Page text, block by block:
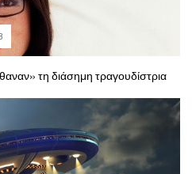
τη διάσημη τραγουδίστρια